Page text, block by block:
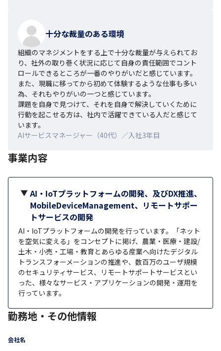
十分な裁量のある環境
組織のマネジメントをする上で十分な裁量が与えられてお
り、社外の取り巻く状況に応じて自身の責任範囲でコント
ロールできるところが一番のやりがいだと感じています。
また、現職に移ってから初めて体験するような仕事も多い
為、それもやりがいの一つと感じています。
課題を自身で見つけて、それを自身で解決していくために
行動を起こせる方は、社内で活躍できている人だと感じて
います。
AIサービスマネージャー（40代）／入社3年目
事業内容
AI・IoTプラットフォームの開発、及びDX推進、
MobileDeviceManagement、リモートサポー
トサービスの開発
AI・IoTプラットフォームの開発を行っています。「ネット
を空気に変える」をコンセプトに掲げ、農業・医療・建設/
土木・小売・工場・教育とあらゆる産業へ向けたデジタル
トランスフォーメーションの推進や、数百万のユーザ規模
のセキュリティサービス、リモートサポートサービスとい
った、様々なサービス・アプリケーションの開発・運用を
行っています。
勤務地・その他情報
会社名